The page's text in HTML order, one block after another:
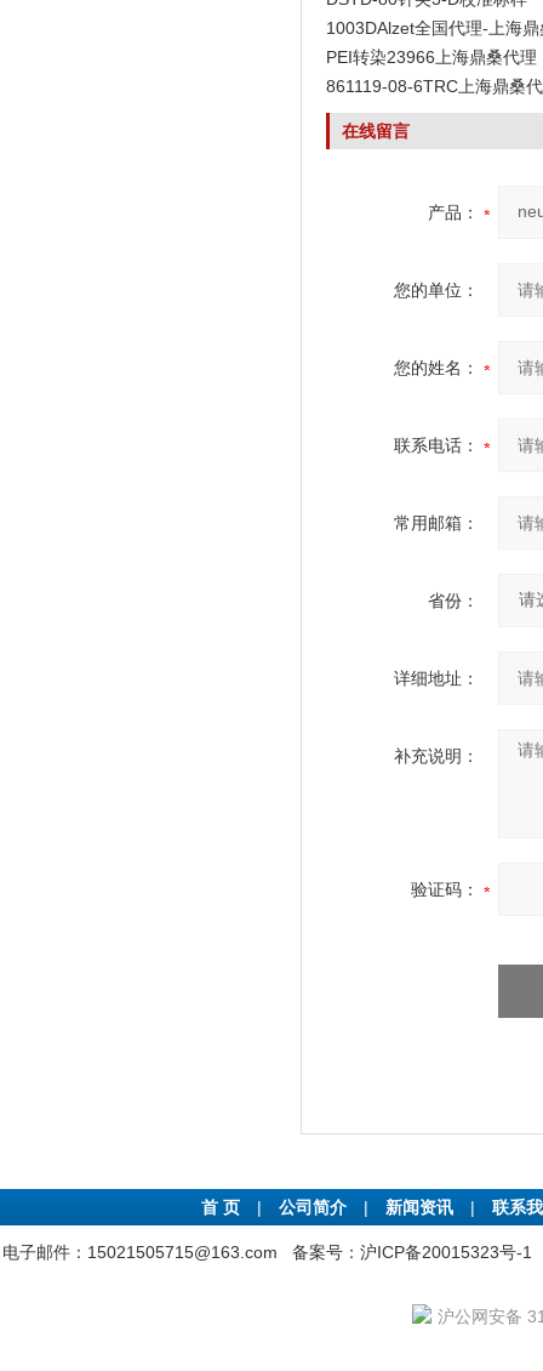
1003DAlzet全国代理-上海鼎
PEI转染23966上海鼎桑代理
861119-08-6TRC上海鼎桑
在线留言
产品：
您的单位：
您的姓名：
联系电话：
常用邮箱：
省份：
详细地址：
补充说明：
验证码：
首 页 | 公司简介 | 新闻资讯 | 联系
电子邮件：15021505715@163.com 备案号：沪ICP备20015323号-1
沪公网安备